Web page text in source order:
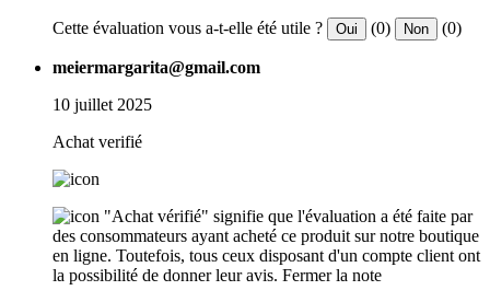
Cette évaluation vous a-t-elle été utile ? Oui (0) Non (0)
meiermargarita@gmail.com
10 juillet 2025
Achat verifié
"Achat vérifié" signifie que l'évaluation a été faite par
des consommateurs ayant acheté ce produit sur notre boutique
en ligne. Toutefois, tous ceux disposant d'un compte client ont
la possibilité de donner leur avis. Fermer la note